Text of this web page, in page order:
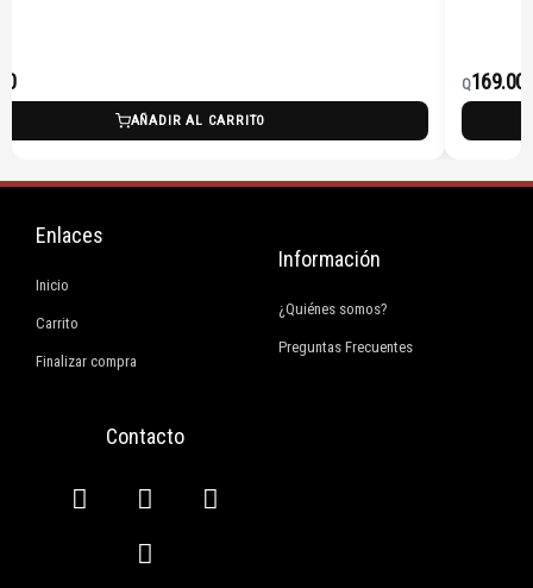
AÑADIR AL CARRITO
Q169.00
Enlaces
Inicio
Carrito
Finalizar compra
Información
¿Quiénes somos?
Preguntas Frecuentes
Contacto
F
a
I
n
s
t
W
h
E
n
v
e